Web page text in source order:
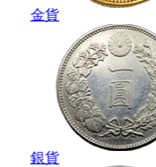
金貨
銀貨